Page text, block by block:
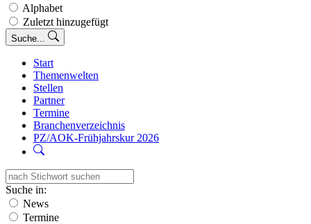
Alphabet
Zuletzt hinzugefügt
Suche...
Start
Themenwelten
Stellen
Partner
Termine
Branchenverzeichnis
PZ/AOK-Frühjahrskur 2026
Suche in:
News
Termine